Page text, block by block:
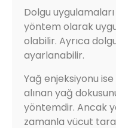
Dolgu
yöntem olarak
olabilir. Ayrıca
ayarlanabilir.
Yağ enjeksiyonu
alınan yağ
yöntemdir. Ancak
zamanla vücut